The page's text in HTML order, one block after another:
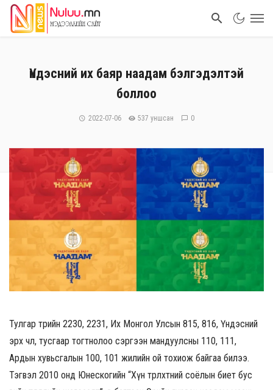
Үндэсний их баяр наадам бэлгэдэлтэй
боллоо
2022-07-06 537 уншсан 0
Тулгар төрийн 2230, 2231, Их Монгол Улсын 815, 816, Үндэсний
эрх чөлөө, тусгаар тогтнолоо сэргээн мандуулсны 110, 111,
Ардын хувьсгалын 100, 101 жилийн ой тохиож байгаа билээ.
Тэгвэл 2010 онд Юнескогийн “Хүн төрөлхтний соёлын биет бус